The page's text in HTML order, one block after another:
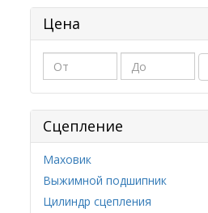
Цена
Сцепление
Маховик
Выжимной подшипник
Цилиндр сцепления